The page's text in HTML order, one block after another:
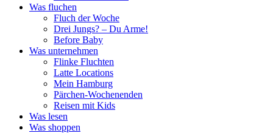
Was fluchen
Fluch der Woche
Drei Jungs? – Du Arme!
Before Baby
Was unternehmen
Flinke Fluchten
Latte Locations
Mein Hamburg
Pärchen-Wochenenden
Reisen mit Kids
Was lesen
Was shoppen